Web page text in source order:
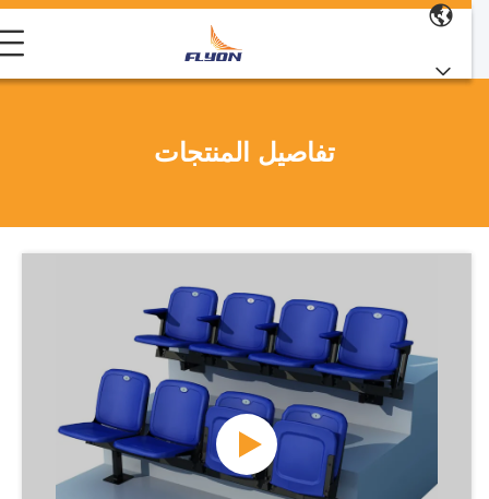
تفاصيل المنتجات